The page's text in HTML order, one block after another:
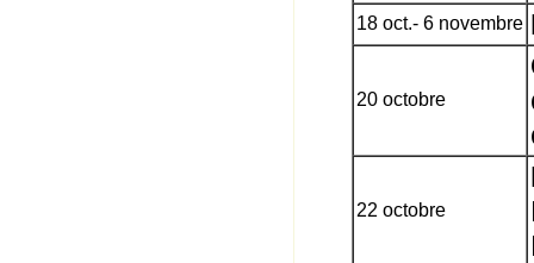
18 oct.- 6 novembre
20 octobre
22 octobre